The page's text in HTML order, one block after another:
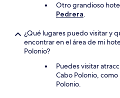
Otro grandioso
Pedrera.
¿Qué lugares puedo visitar y
encontrar en el área de mi
Polonio?
Puedes visitar
Cabo Polonio,
Polonio.